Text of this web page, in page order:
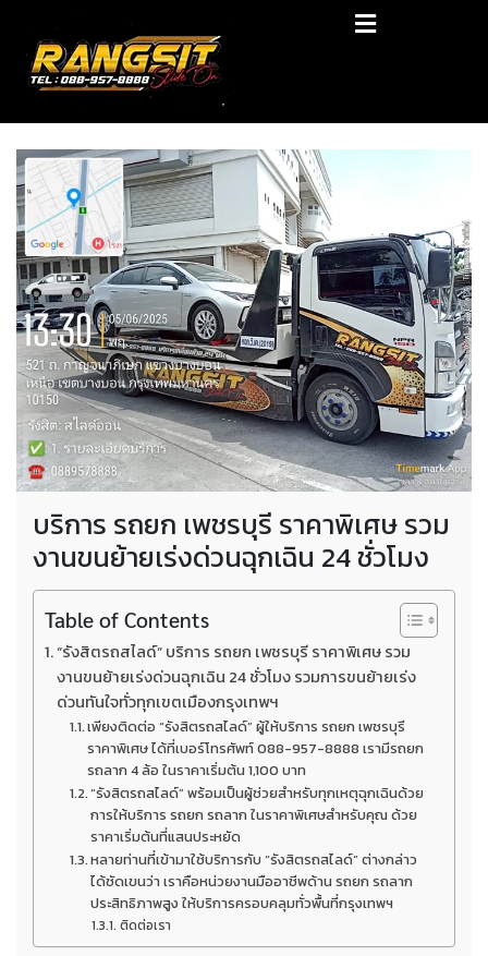
content
RANGSIT SlideON
รถยก168 รถสไลด์รังสิต รถสไลด์ ราคาถูก
บริการ รถยก เพชรบุรี ราคาพิเศษ รวม
งานขนย้ายเร่งด่วนฉุกเฉิน 24 ชั่วโมง
Table of Contents
“รังสิตรถสไลด์” บริการ รถยก เพชรบุรี ราคาพิเศษ รวม
งานขนย้ายเร่งด่วนฉุกเฉิน 24 ชั่วโมง รวมการขนย้ายเร่ง
ด่วนทันใจทั่วทุกเขตเมืองกรุงเทพฯ
เพียงติดต่อ “รังสิตรถสไลด์” ผู้ให้บริการ รถยก เพชรบุรี
ราคาพิเศษ ได้ที่เบอร์โทรศัพท์ 088-957-8888 เรามีรถยก
รถลาก 4 ล้อ ในราคาเริ่มต้น 1,100 บาท
“รังสิตรถสไลด์” พร้อมเป็นผู้ช่วยสำหรับทุกเหตุฉุกเฉินด้วย
การให้บริการ รถยก รถลาก ในราคาพิเศษสำหรับคุณ ด้วย
ราคาเริ่มต้นที่แสนประหยัด
หลายท่านที่เข้ามาใช้บริการกับ “รังสิตรถสไลด์” ต่างกล่าว
ได้ชัดเขนว่า เราคือหน่วยงานมืออาชีพด้าน รถยก รถลาก
ประสิทธิภาพสูง ให้บริการครอบคลุมทั่วพื้นที่กรุงเทพฯ
ติดต่อเรา